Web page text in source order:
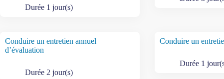
Durée 1 jour(s)
Conduire un entretien annuel
d’évaluation
Durée 2 jour(s)
Conduire un
Durée 1